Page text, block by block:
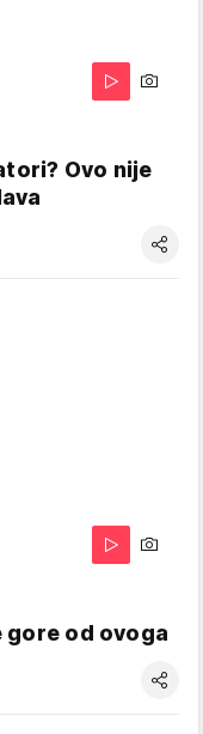
Ovo nije
gore od ovoga